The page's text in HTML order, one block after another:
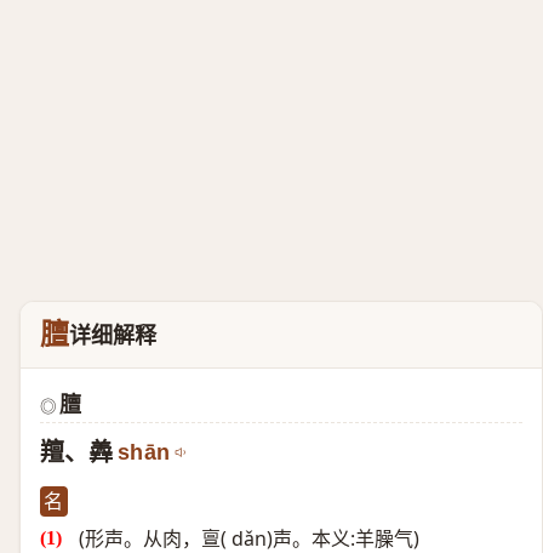
膻详细解释
◎ 膻
羶、羴 shān
名
(形声。从肉，亶( dǎn)声。本义:羊臊气)